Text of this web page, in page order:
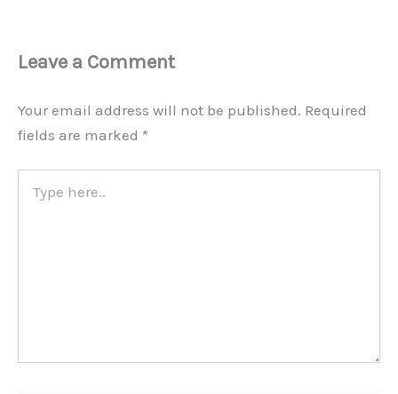
Leave a Comment
Your email address will not be published. Required
fields are marked *
here..